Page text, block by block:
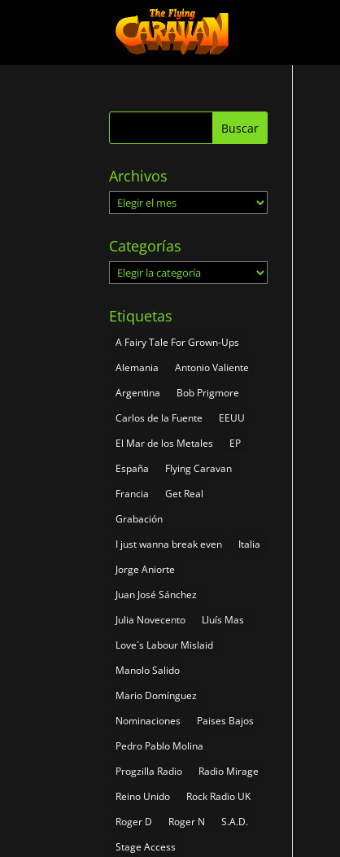
Archivos
Archivos
Categorías
Categorías
Etiquetas
A Fairy Tale For Grown-Ups
Alemania
Antonio Valiente
Argentina
Bob Prigmore
Carlos de la Fuente
EEUU
El Mar de los Metales
EP
España
Flying Caravan
Francia
Get Real
Grabación
I just wanna break even
Italia
Jorge Aniorte
Juan José Sánchez
Julia Novecento
Lluís Mas
Love´s Labour Mislaid
Manolo Salido
Mario Domínguez
Nominaciones
Paises Bajos
Pedro Pablo Molina
Progzilla Radio
Radio Mirage
Reino Unido
Rock Radio UK
Roger D
Roger N
S.A.D.
Stage Access